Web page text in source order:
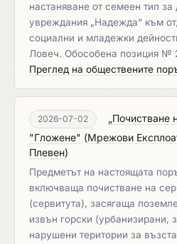
настаняване от семеен тип
увреждания „Надежда“ към
социални и младежки
Ловеч. Обособена позиция №
Преглед на обществените
2026-07-02
„Почистване
"Гложене" (Мрежови
Плевен)
Предметът на настоящата
включваща почистване на
(сервитута), засягаща
извън горски (урбанизирани,
нарушени територии за